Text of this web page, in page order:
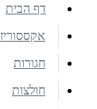
דף הבית
אקססוריז
חגורות
חולצות